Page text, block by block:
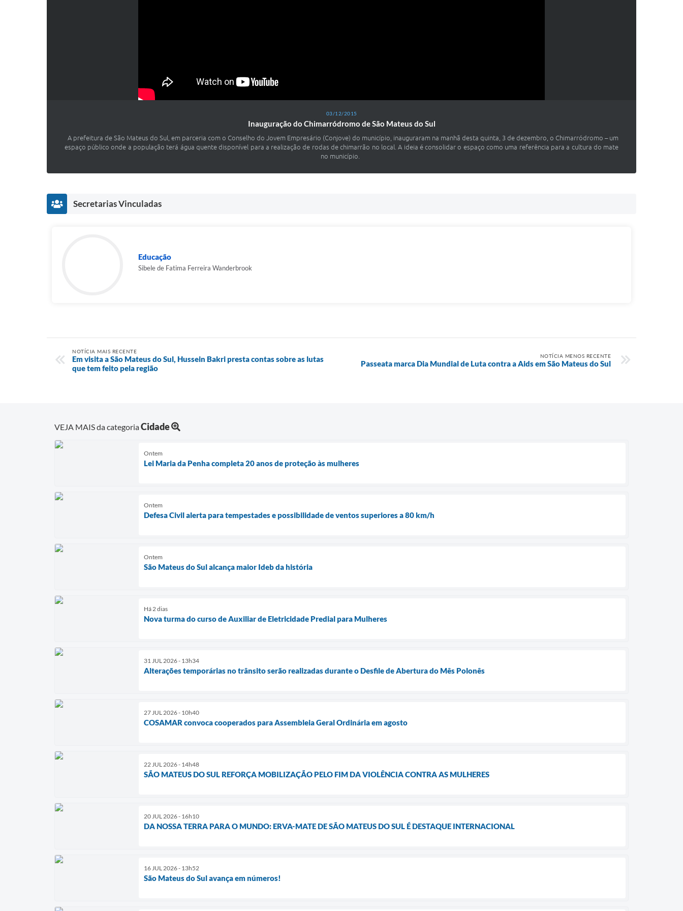
03/12/2015
Inauguração do Chimarródromo de São Mateus do Sul
A prefeitura de São Mateus do Sul, em parceria com o Conselho do Jovem Empresário (Conjove) do município, inauguraram na manhã desta quinta, 3 de dezembro, o Chimarródromo – um
espaço público onde a população terá água quente disponível para a realização de rodas de chimarrão no local. A ideia é consolidar o espaço como uma referência para a cultura do mate
no município.
Secretarias Vinculadas
Educação
Sibele de Fatima Ferreira Wanderbrook
NOTÍCIA MAIS RECENTE
Em visita a São Mateus do Sul, Hussein Bakri presta contas sobre as lutas
que tem feito pela região
NOTÍCIA MENOS RECENTE
Passeata marca Dia Mundial de Luta contra a Aids em São Mateus do Sul
VEJA MAIS da categoriaCidade
Ontem
Lei Maria da Penha completa 20 anos de proteção às mulheres
Ontem
Defesa Civil alerta para tempestades e possibilidade de ventos superiores a 80 km/h
Ontem
São Mateus do Sul alcança maior Ideb da história
Há 2 dias
Nova turma do curso de Auxiliar de Eletricidade Predial para Mulheres
31 JUL 2026 - 13h34
Alterações temporárias no trânsito serão realizadas durante o Desfile de Abertura do Mês Polonês
27 JUL 2026 - 10h40
COSAMAR convoca cooperados para Assembleia Geral Ordinária em agosto
22 JUL 2026 - 14h48
SÃO MATEUS DO SUL REFORÇA MOBILIZAÇÃO PELO FIM DA VIOLÊNCIA CONTRA AS MULHERES
20 JUL 2026 - 16h10
DA NOSSA TERRA PARA O MUNDO: ERVA-MATE DE SÃO MATEUS DO SUL É DESTAQUE INTERNACIONAL
16 JUL 2026 - 13h52
São Mateus do Sul avança em números!